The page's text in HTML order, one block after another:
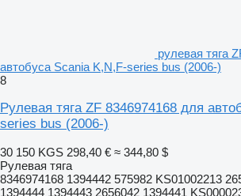
рулевая тяга
автобуса Scania K,N,F-series bus (2006-)
8
Рулевая тяга ZF 8346974168 для
series bus (2006-)
30 150 KGS 298,40 € ≈ 344,80 $
Рулевая тяга
8346974168 1394442 575982 KS01002213
1394444 1394443 2656042 1394441